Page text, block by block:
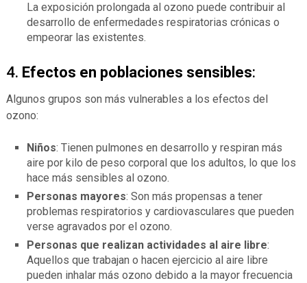
La exposición prolongada al ozono puede contribuir al
desarrollo de enfermedades respiratorias crónicas o
empeorar las existentes.
4. Efectos en poblaciones sensibles:
Algunos grupos son más vulnerables a los efectos del
ozono:
Niños: Tienen pulmones en desarrollo y respiran más
aire por kilo de peso corporal que los adultos, lo que los
hace más sensibles al ozono.
Personas mayores: Son más propensas a tener
problemas respiratorios y cardiovasculares que pueden
verse agravados por el ozono.
Personas que realizan actividades al aire libre:
Aquellos que trabajan o hacen ejercicio al aire libre
pueden inhalar más ozono debido a la mayor frecuencia